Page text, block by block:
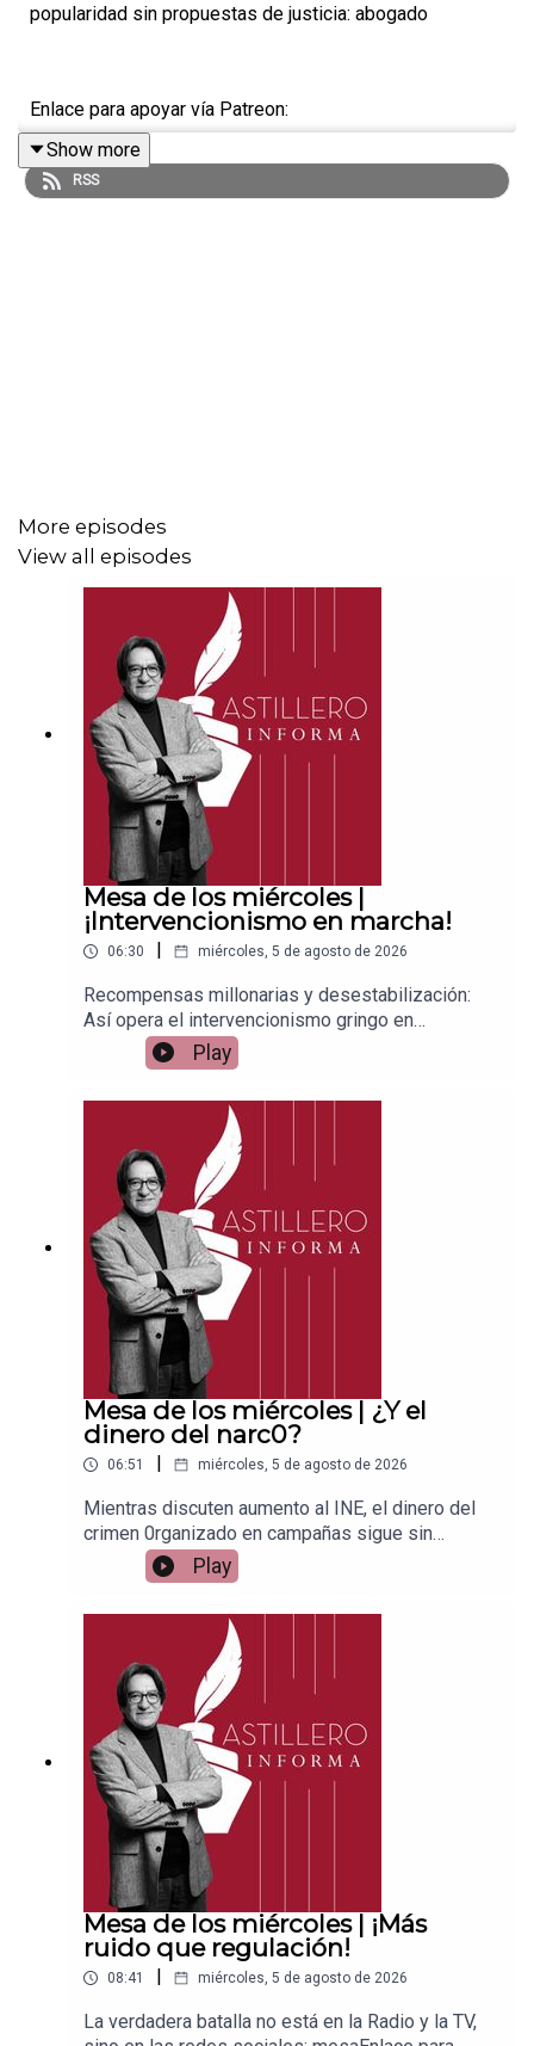
popularidad sin propuestas de justicia: abogado
Enlace para apoyar vía Patreon:
https://www.patreon.com/julioastillero
Tienda:
https://julioastillerotienda.com/
Show more
RSS
More episodes
View all episodes
Mesa de los miércoles |
¡Intervencionismo en marcha!
06:30 miércoles, 5 de agosto de 2026
Recompensas millonarias y desestabilización:
Así opera el intervencionismo gringo en
MéxicoEnlace para apoyar vía
Patreon:https://www.patreon.com/julioastilleroEnl
ace para hacer donaciones vía
PayPal:https://www.paypal.me/julioastilleroCuent
a para hacer transferencias a cuenta BBVA a
nombre de Julio Hernández López:
1539408017CLABE: 012 320 01539408017
2Tienda:https://julioastillerotienda.com/
Play
Mesa de los miércoles | ¿Y el
dinero del narc0?
06:51 miércoles, 5 de agosto de 2026
Mientras discuten aumento al INE, el dinero del
crimen 0rganizado en campañas sigue sin
controlEnlace para apoyar vía
Patreon:https://www.patreon.com/julioastilleroEnl
ace para hacer donaciones vía
PayPal:https://www.paypal.me/julioastilleroCuent
a para hacer transferencias a cuenta BBVA a
nombre de Julio Hernández López:
1539408017CLABE: 012 320 01539408017
2Tienda:https://julioastillerotienda.com/
Play
Mesa de los miércoles | ¡Más
ruido que regulación!
08:41 miércoles, 5 de agosto de 2026
La verdadera batalla no está en la Radio y la TV,